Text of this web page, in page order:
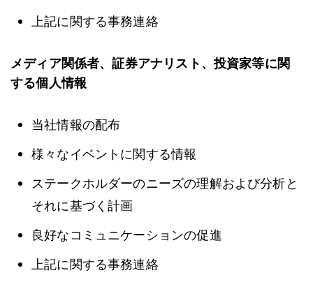
上記に関する事務連絡
メディア関係者、証券アナリスト、投資家等に関
する個人情報
当社情報の配布
様々なイベントに関する情報
ステークホルダーのニーズの理解および分析と
それに基づく計画
良好なコミュニケーションの促進
上記に関する事務連絡